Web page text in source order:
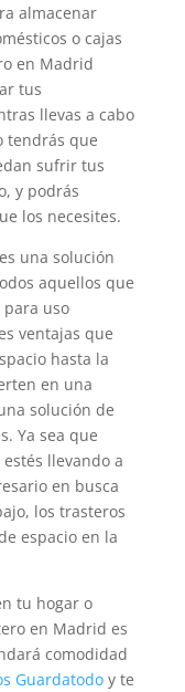
almacenar
o cajas
en Madrid
tus
llevas a cabo
tendrás que
sufrir tus
y podrás
los necesites.
es una solución
aquellos que
para uso
ventajas que
hasta la
en una
solución de
Ya sea que
llevando a
en busca
los trasteros
espacio en la
tu hogar o
en Madrid es
comodidad
Guardatodoy te